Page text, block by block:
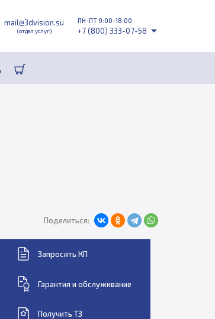
mail@3dvision.su
(отдел услуг)
ПН-ПТ 9:00-18:00
+7 (800) 333-07-58
Поделиться:
Запросить КП
Гарантия и обслуживание
Получить ТЗ